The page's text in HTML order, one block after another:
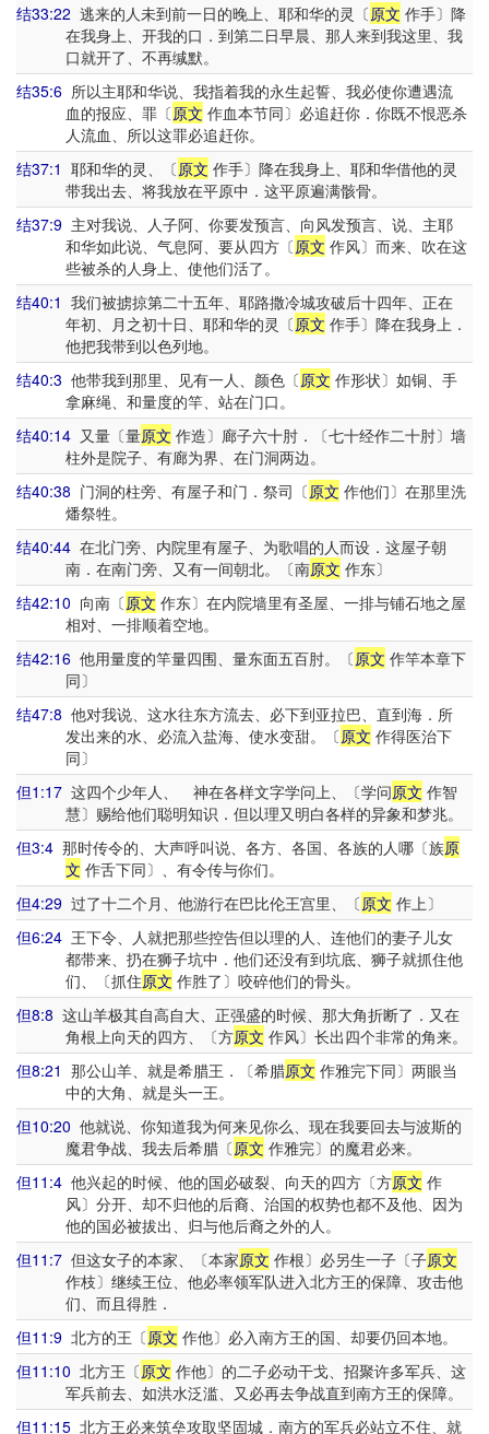
结33:22 逃来的人未到前一日的晚上、耶和华的灵〔原文 作手〕降
在我身上、开我的口．到第二日早晨、那人来到我这里、我
口就开了、不再缄默。
结35:6 所以主耶和华说、我指着我的永生起誓、我必使你遭遇流
血的报应、罪〔原文 作血本节同〕必追赶你．你既不恨恶杀
人流血、所以这罪必追赶你。
结37:1 耶和华的灵、〔原文 作手〕降在我身上、耶和华借他的灵
带我出去、将我放在平原中．这平原遍满骸骨。
结37:9 主对我说、人子阿、你要发预言、向风发预言、说、主耶
和华如此说、气息阿、要从四方〔原文 作风〕而来、吹在这
些被杀的人身上、使他们活了。
结40:1 我们被掳掠第二十五年、耶路撒冷城攻破后十四年、正在
年初、月之初十日、耶和华的灵〔原文 作手〕降在我身上．
他把我带到以色列地。
结40:3 他带我到那里、见有一人、颜色〔原文 作形状〕如铜、手
拿麻绳、和量度的竿、站在门口。
结40:14 又量〔量原文 作造〕廊子六十肘．〔七十经作二十肘〕墙
柱外是院子、有廊为界、在门洞两边。
结40:38 门洞的柱旁、有屋子和门．祭司〔原文 作他们〕在那里洗
燔祭牲。
结40:44 在北门旁、内院里有屋子、为歌唱的人而设．这屋子朝
南．在南门旁、又有一间朝北。〔南原文 作东〕
结42:10 向南〔原文 作东〕在内院墙里有圣屋、一排与铺石地之屋
相对、一排顺着空地。
结42:16 他用量度的竿量四围、量东面五百肘。〔原文 作竿本章下
同〕
结47:8 他对我说、这水往东方流去、必下到亚拉巴、直到海．所
发出来的水、必流入盐海、使水变甜。〔原文 作得医治下
同〕
但1:17 这四个少年人、 神在各样文字学问上、〔学问原文 作智
慧〕赐给他们聪明知识．但以理又明白各样的异象和梦兆。
但3:4 那时传令的、大声呼叫说、各方、各国、各族的人哪〔族原
文 作舌下同〕、有令传与你们。
但4:29 过了十二个月、他游行在巴比伦王宫里、〔原文 作上〕
但6:24 王下令、人就把那些控告但以理的人、连他们的妻子儿女
都带来、扔在狮子坑中．他们还没有到坑底、狮子就抓住他
们、〔抓住原文 作胜了〕咬碎他们的骨头。
但8:8 这山羊极其自高自大、正强盛的时候、那大角折断了．又在
角根上向天的四方、〔方原文 作风〕长出四个非常的角来。
但8:21 那公山羊、就是希腊王．〔希腊原文 作雅完下同〕两眼当
中的大角、就是头一王。
但10:20 他就说、你知道我为何来见你么、现在我要回去与波斯的
魔君争战、我去后希腊〔原文 作雅完〕的魔君必来。
但11:4 他兴起的时候、他的国必破裂、向天的四方〔方原文 作
风〕分开、却不归他的后裔、治国的权势也都不及他、因为
他的国必被拔出、归与他后裔之外的人。
但11:7 但这女子的本家、〔本家原文 作根〕必另生一子〔子原文
作枝〕继续王位、他必率领军队进入北方王的保障、攻击他
们、而且得胜．
但11:9 北方的王〔原文 作他〕必入南方王的国、却要仍回本地。
但11:10 北方王〔原文 作他〕的二子必动干戈、招聚许多军兵、这
军兵前去、如洪水泛滥、又必再去争战直到南方王的保障。
但11:15 北方王必来筑垒攻取坚固城．南方的军兵必站立不住、就